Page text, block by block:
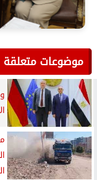
موضوعات متعلقة